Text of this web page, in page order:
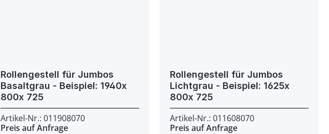
Rollengestell für Jumbos
Basaltgrau - Beispiel: 1940x
800x 725
Artikel-Nr.: 011908070
Preis auf Anfrage
Rollengestell für Jumbos
Lichtgrau - Beispiel: 1625x
800x 725
Artikel-Nr.: 011608070
Preis auf Anfrage